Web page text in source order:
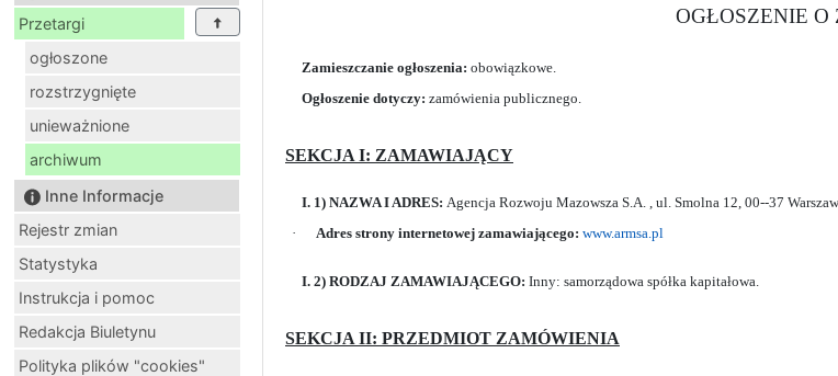
Przetargi
ogłoszone
rozstrzygnięte
unieważnione
archiwum
Inne Informacje
Rejestr zmian
Statystyka
Instrukcja i pomoc
Redakcja Biuletynu
Polityka plików "cookies"
OGŁOSZENIE O
Zamieszczanie ogłoszenia: obowiązkowe.
Ogłoszenie dotyczy: zamówienia publicznego.
SEKCJA I: ZAMAWIAJĄCY
I. 1) NAZWA I ADRES: Agencja Rozwoju Mazowsza S.A. , ul. Smolna 12, 00--37
·
Adres strony internetowej zamawiającego: www.armsa.pl
I. 2) RODZAJ ZAMAWIAJĄCEGO: Inny: samorządowa spółka kapitałowa.
SEKCJA II: PRZEDMIOT ZAMÓWIENIA